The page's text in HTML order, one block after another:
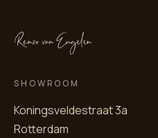
SHOWROOM
Koningsveldestraat 3a
Rotterdam